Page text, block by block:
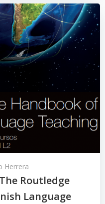
Herrera
Routledge
Language